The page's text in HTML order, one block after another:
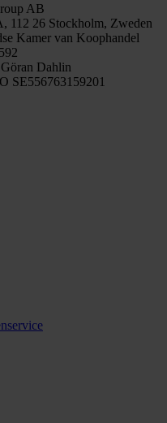
AB
112 26 Stockholm, Zweden
Kamer van Koophandel
Dahlin
SE556763159201